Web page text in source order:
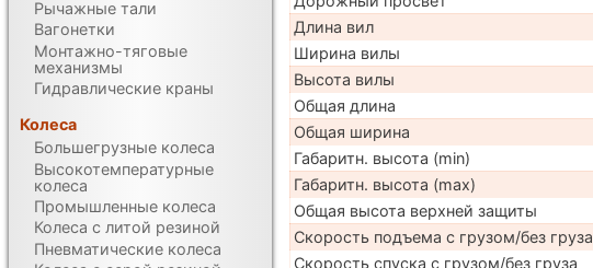
Длина вил
Ширина вилы
Высота вилы
Общая длина
Общая ширина
Габаритн. высота (min)
Габаритн. высота (max)
Общая высота верхней защиты
Скорость подъема с грузом/без груза
Скорость спуска с грузом/без груза
Рычажные тали
Вагонетки
Монтажно-тяговые
механизмы
Гидравлические краны
Колеса
Большегрузные колеса
Высокотемпературные
колеса
Промышленные колеса
Колеса с литой резиной
Пневматические колеса